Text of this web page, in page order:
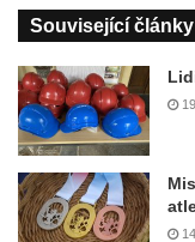
Související články